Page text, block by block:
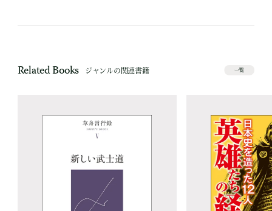
Related Books ジャンルの関連書籍 一覧